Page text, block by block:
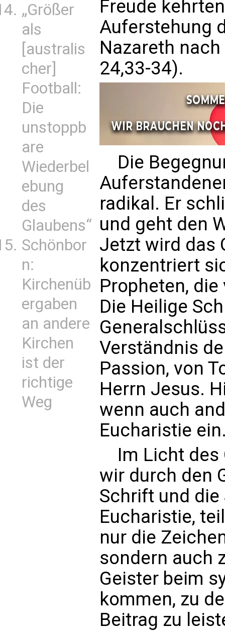
„Größer
als
[australis
cher]
Football:
Die
unstoppb
are
Wiederbel
ebung
des
Glaubens“
Schönbor
n:
Kirchenüb
ergaben
an andere
Kirchen
ist der
richtige
Weg
Freude
Auferstehung
Nazareth
24,33-34).
Die
radikal. Er
und geht den
Jetzt wird das
konzentriert
Propheten,
Die Heilige
Verständnis
Passion, von
Herrn Jesus.
wenn auch
Eucharistie
Im Licht des
wir durch den
Schrift und die
Eucharistie,
nur die
sondern auch
Geister beim
kommen, zu
Beitrag zu